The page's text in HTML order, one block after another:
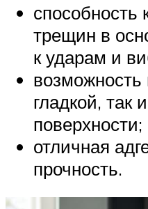
способность
трещин в
к ударам и
возможность
гладкой, так
поверхности;
отличная
прочность.